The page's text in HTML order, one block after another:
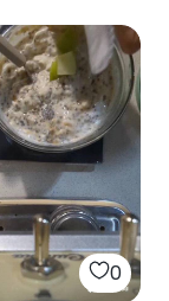
0